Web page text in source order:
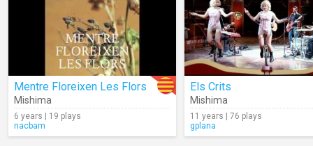
Mentre Floreixen Les Flors
Mishima
6 years | 19 plays
nacbam
Els Crits
Mishima
11 years | 76 plays
gplana